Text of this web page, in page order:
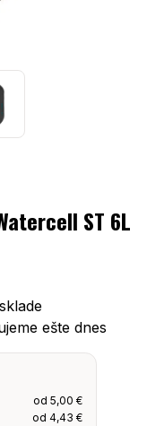
ST 6L
ešte dnes
od5,00€
od4,43€